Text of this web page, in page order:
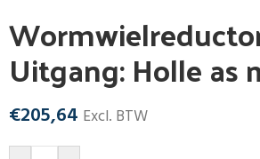
Uitgang: Holle as
€205,64 Excl. BTW